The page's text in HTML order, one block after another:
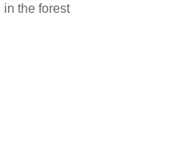
the forest